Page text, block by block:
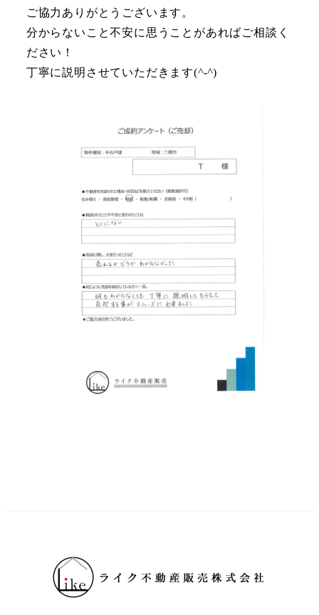
ご協力ありがとうございます。
分からないこと不安に思うことがあればご相談く
ださい！
丁寧に説明させていただきます(^-^)